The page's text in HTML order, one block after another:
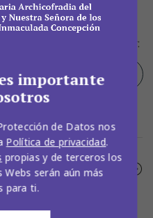
Compartir:
SIGUIENTE NOTICIA
importante
de Datos nos
Política de privacidad.
propias y de terceros los
serán aún más
para ti.